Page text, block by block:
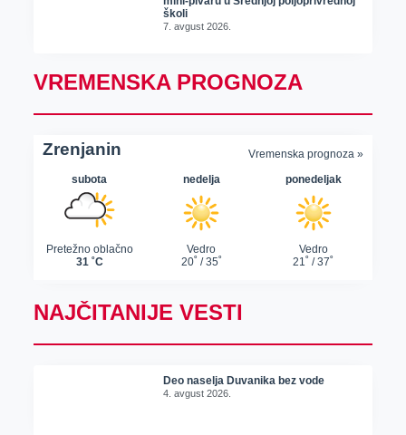
školi
7. avgust 2026.
VREMENSKA PROGNOZA
NAJČITANIJE VESTI
Deo naselja Duvanika bez vode
4. avgust 2026.